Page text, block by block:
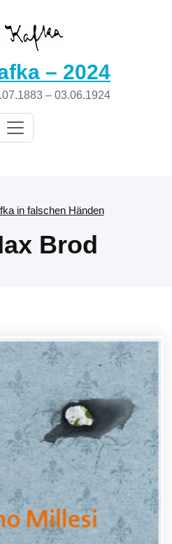
– 2024
– 03.06.1924
in falschen Händen
Brod